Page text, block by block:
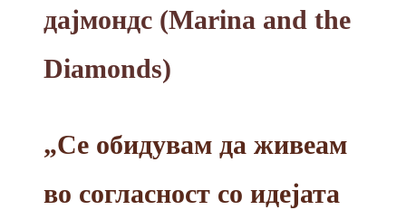
дајмондс (Marina and the
Diamonds)
„Се обидувам да живеам
во согласност со идејата